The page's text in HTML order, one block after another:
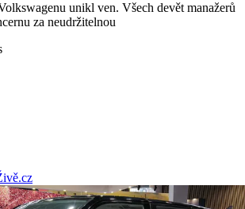
unikl ven. Všech devět manažerů
za neudržitelnou